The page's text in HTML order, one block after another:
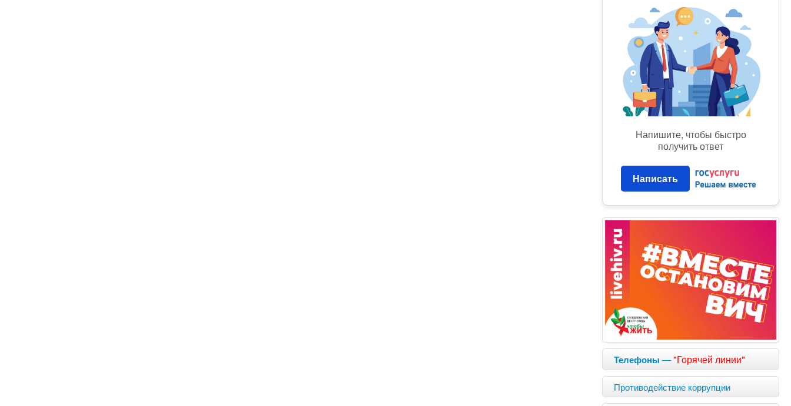
Напишите, чтобы быстро
получить ответ
Написать
Телефоны —"Горячей линии"
Противодействие коррупции